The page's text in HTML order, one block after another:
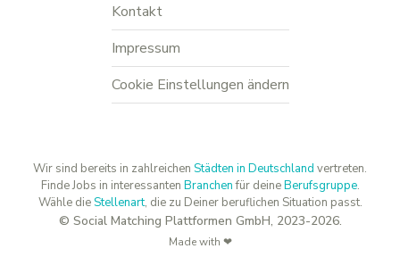
Kontakt
Impressum
Cookie Einstellungen ändern
Wir sind bereits in zahlreichen Städten in Deutschland vertreten.
Finde Jobs in interessanten Branchenfür deineBerufsgruppe.
Wähle dieStellenart, die zu Deiner beruflichen Situation passt.
© Social Matching Plattformen GmbH, 2023-2026.
Made with ❤